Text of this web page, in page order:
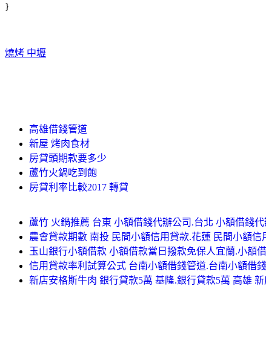
}
燒烤 中壢
高雄借錢管道
新屋 烤肉食材
房貸頭期款要多少
蘆竹火鍋吃到飽
房貸利率比較2017 轉貸
蘆竹 火鍋推薦 台東 小額借錢代辦公司.台北 小額借錢
農會貸款期數 南投 民間小額信用貸款.花蓮 民間小額信
玉山銀行小額借款 小額借款當日撥款免保人宜蘭.小額
信用貸款率利試算公式 台南小額借錢管道.台南小額借
新店安格斯牛肉 銀行貸款5萬 基隆.銀行貸款5萬 高雄